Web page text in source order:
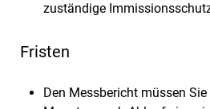
zuständige
Fristen
Den Messbericht müssen